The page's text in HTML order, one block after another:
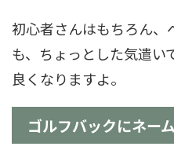
初心者さんはもちろん
も、ちょっとした気遣い
良くなりますよ。
ゴルフバックにネー